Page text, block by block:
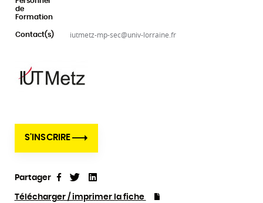
de
Formation
Contact(s) iutmetz-mp-sec@univ-lorraine.fr
S'INSCRIRE
Partager PartagerTweet
Télécharger / imprimer la fiche